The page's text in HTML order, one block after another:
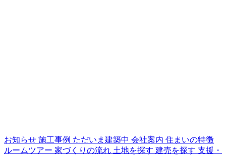
お知らせ 施工事例 ただいま建築中 会社案内 住まいの特徴
ルームツアー 家づくりの流れ 土地を探す 建売を探す 支援・